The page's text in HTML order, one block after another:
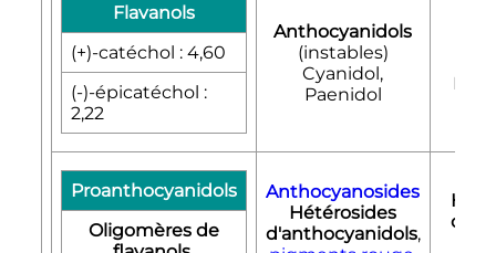
Flavanols
(+)-catéchol : 4,60
(-)-épicatéchol :
2,22
Anthocyanidols
(instables)
Cyanidol,
Paenidol
Proanthocyanidols
Oligomères de
Anthocyanosides
Hétérosides
d'anthocyanidols,
de